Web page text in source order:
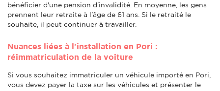
bénéficier d'une pension d'invalidité. En moyenne, les gens
prennent leur retraite à l'âge de 61 ans. Si le retraité le
souhaite, il peut continuer à travailler.
Nuances liées à l'installation en Pori :
réimmatriculation de la voiture
Si vous souhaitez immatriculer un véhicule importé en Pori,
vous devez payer la taxe sur les véhicules et présenter le